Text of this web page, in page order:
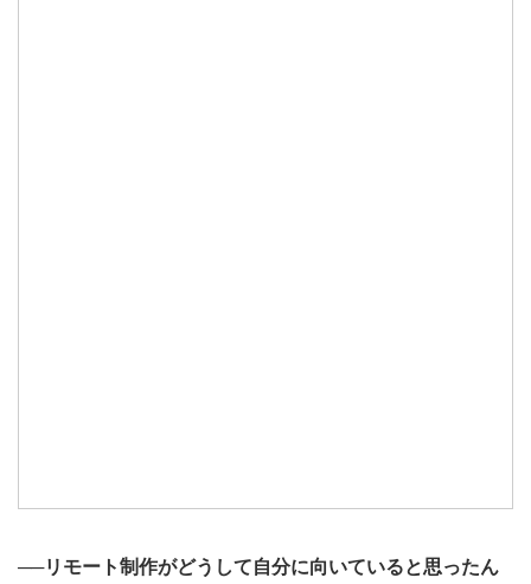
──リモート制作がどうして自分に向いていると思ったん